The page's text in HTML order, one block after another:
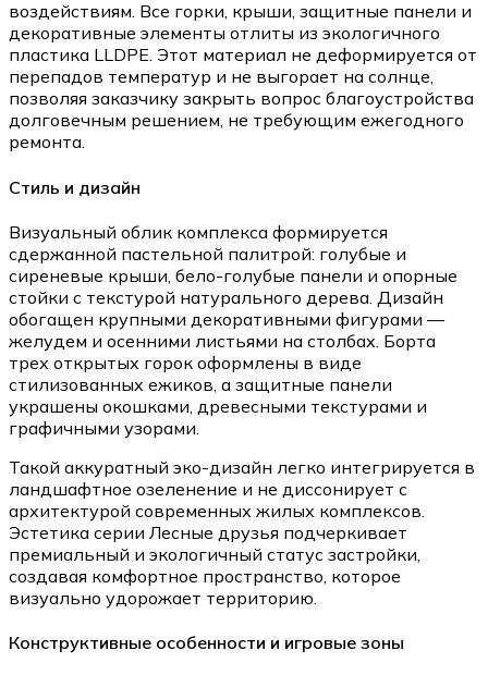
воздействиям. Все горки, крыши, защитные панели и
декоративные элементы отлиты из экологичного
пластика LLDPE. Этот материал не деформируется от
перепадов температур и не выгорает на солнце,
позволяя заказчику закрыть вопрос благоустройства
долговечным решением, не требующим ежегодного
ремонта.
Стиль и дизайн
Визуальный облик комплекса формируется
сдержанной пастельной палитрой: голубые и
сиреневые крыши, бело-голубые панели и опорные
стойки с текстурой натурального дерева. Дизайн
обогащен крупными декоративными фигурами —
желудем и осенними листьями на столбах. Борта
трех открытых горок оформлены в виде
стилизованных ежиков, а защитные панели
украшены окошками, древесными текстурами и
графичными узорами.
Такой аккуратный эко-дизайн легко интегрируется в
ландшафтное озеленение и не диссонирует с
архитектурой современных жилых комплексов.
Эстетика серии Лесные друзья подчеркивает
премиальный и экологичный статус застройки,
создавая комфортное пространство, которое
визуально удорожает территорию.
Конструктивные особенности и игровые зоны